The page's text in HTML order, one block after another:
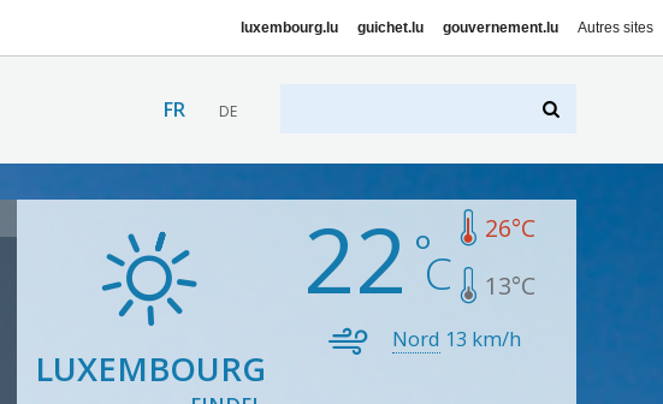
luxembourg.lu guichet.lu gouvernement.lu Autres sites
FR DE
LUXEMBOURG
22 26°C
13°C
Nord 13 km/h